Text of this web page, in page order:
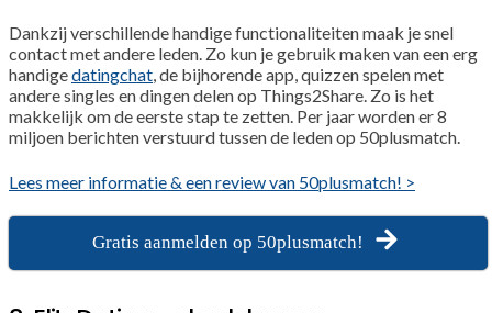
Dankzij verschillende handige functionaliteiten maak je snel
contact met andere leden. Zo kun je gebruik maken van een erg
handigedatingchat, de bijhorende app, quizzen spelen met
andere singles en dingen delen op Things2Share. Zo is het
makkelijk om de eerste stap te zetten. Per jaar worden er 8
miljoen berichten verstuurd tussen de leden op 50plusmatch.
Lees meer informatie & een review van 50plusmatch! >
Gratis aanmelden op 50plusmatch!